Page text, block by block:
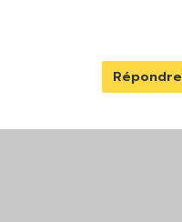
Répondre